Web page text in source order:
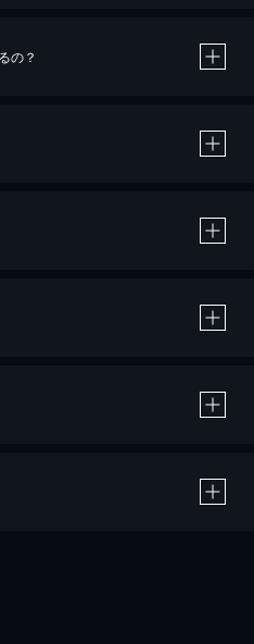
の？
ド決済による作品の購入 / レンタルです。
/ レンタルは、20％のポイント還元です。